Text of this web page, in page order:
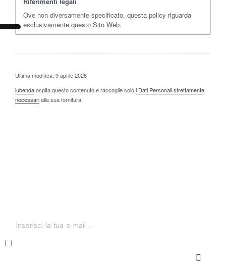
Ove non diversamente specificato, questa policy riguarda
esclusivamente questo Sito Web.
Ultima modifica: 9 aprile 2026
iubendaospita questo contenuto e raccoglie soloi Dati Personali strettamente
necessarialla sua fornitura.